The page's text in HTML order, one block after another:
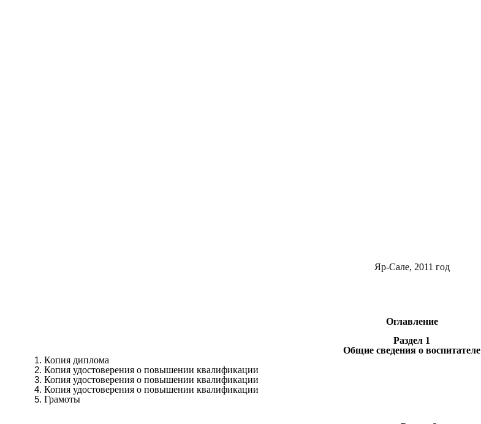
Яр-Сале, 2011 год
Оглавление
Раздел 1
Общие сведения о воспитателе
Копия диплома
Копия удостоверения о повышении квалификации
Копия удостоверения о повышении квалификации
Копия удостоверения о повышении квалификации
Грамоты